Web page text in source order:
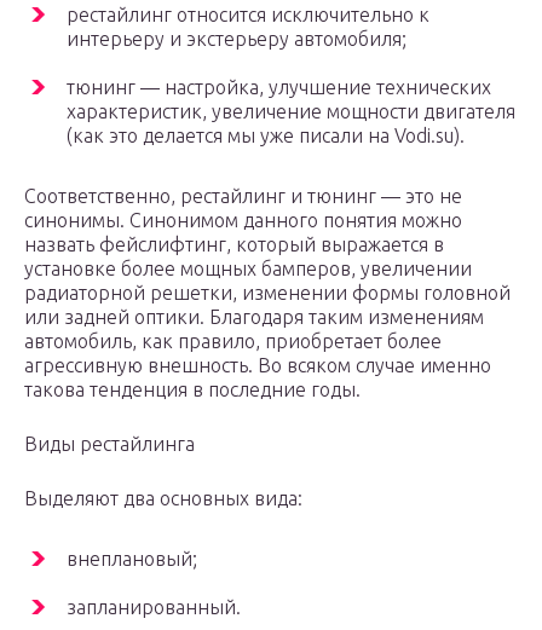
рестайлинг относится исключительно к
интерьеру и экстерьеру автомобиля;
тюнинг — настройка, улучшение технических
характеристик, увеличение мощности двигателя
(как это делается мы уже писали на Vodi.su).
Соответственно, рестайлинг и тюнинг — это не
синонимы. Синонимом данного понятия можно
назвать фейслифтинг, который выражается в
установке более мощных бамперов, увеличении
радиаторной решетки, изменении формы головной
или задней оптики. Благодаря таким изменениям
автомобиль, как правило, приобретает более
агрессивную внешность. Во всяком случае именно
такова тенденция в последние годы.
Виды рестайлинга
Выделяют два основных вида:
внеплановый;
запланированный.